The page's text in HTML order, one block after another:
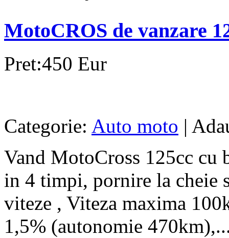
MotoCROS de vanzare
Pret:450 Eur
Categorie: Auto moto |
Vand MotoCross 125cc cu
in 4 timpi, pornire la cheie
viteze , Viteza maxima
1,5% (autonomie